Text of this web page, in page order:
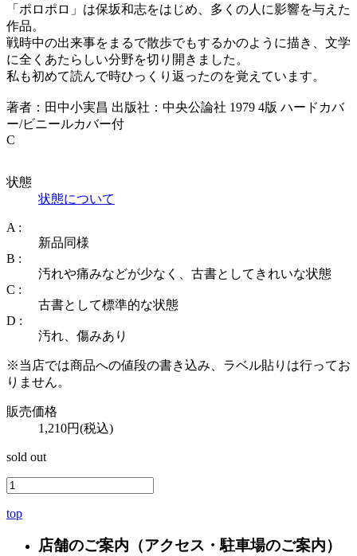
「ポロポロ」は保坂和志をはじめ、多くの人に影響を与えた
作品。
戦時中の出来事をまるで散歩でもするかのように描き、文学
に全くあたらしい分野を切り開きました。
私も初めて読んで時ひっくり返ったのを覚えています。
著者：田中小実昌 出版社：中央公論社 1979 4版 ハードカバ
ー/ビニールカバー付
C
状態
状態について
A :
新品同様
B :
汚れや痛みなどが少なく、古書としてきれいな状態
C :
古書として標準的な状態
D :
汚れ、傷みあり
※当店では商品への値段の書き込み、ラベル貼りは行ってお
りません。
販売価格
1,210円(税込)
sold out
top
店舗のご案内 （アクセス・駐車場のご案内）